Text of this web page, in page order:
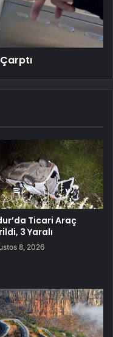
Ticari Araç
3 Yaralı
8, 2026